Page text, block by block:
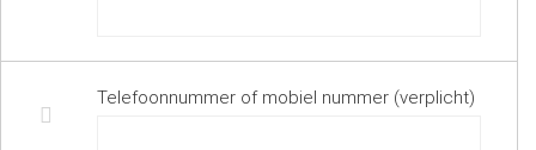
Telefoonnummer of mobiel nummer (verplicht)